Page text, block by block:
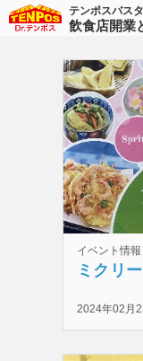
テンポスバス
飲食店開業
イベント情報
ミクリ
2024年02月